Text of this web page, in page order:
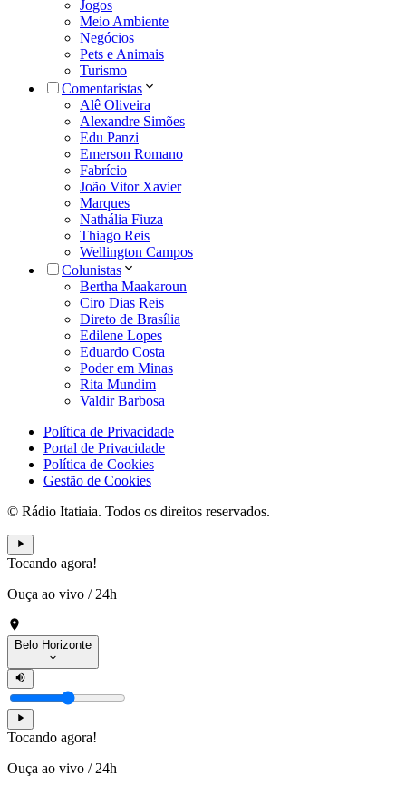
Jogos
Meio Ambiente
Negócios
Pets e Animais
Turismo
Comentaristas
Alê Oliveira
Alexandre Simões
Edu Panzi
Emerson Romano
Fabrício
João Vitor Xavier
Marques
Nathália Fiuza
Thiago Reis
Wellington Campos
Colunistas
Bertha Maakaroun
Ciro Dias Reis
Direto de Brasília
Edilene Lopes
Eduardo Costa
Poder em Minas
Rita Mundim
Valdir Barbosa
Política de Privacidade
Portal de Privacidade
Política de Cookies
Gestão de Cookies
© Rádio Itatiaia. Todos os direitos reservados.
Tocando agora!
Ouça ao vivo / 24h
Belo Horizonte
Tocando agora!
Ouça ao vivo / 24h